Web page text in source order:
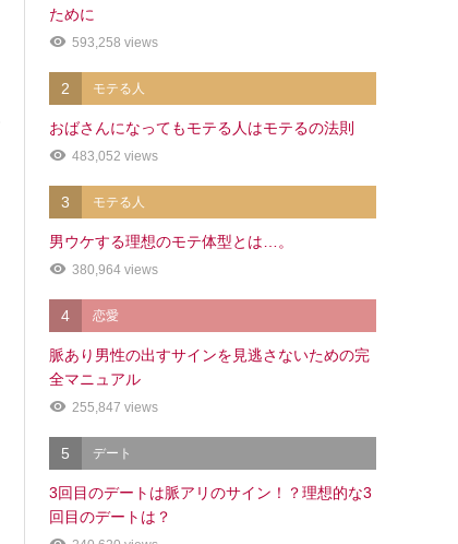
ために
593,258 views
2 モテる人
おばさんになってもモテる人はモテるの法則
483,052 views
3 モテる人
男ウケする理想のモテ体型とは…。
380,964 views
4 恋愛
脈あり男性の出すサインを見逃さないための完
全マニュアル
255,847 views
5 デート
3回目のデートは脈アリのサイン！？理想的な3
回目のデートは？